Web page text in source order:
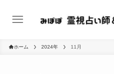
ホーム 2024年 11月